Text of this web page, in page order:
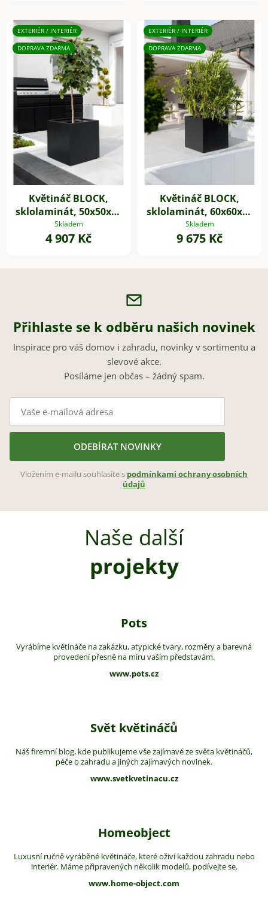
EXTERIÉR / INTERIÉR
DOPRAVA ZDARMA
Květináč BLOCK,
sklolaminát, 50x50x50
cm, antracit
Skladem
4 907 Kč
EXTERIÉR / INTERIÉR
DOPRAVA ZDARMA
Květináč BLOCK,
sklolaminát, 60x60x60
cm, antracit
Skladem
9 675 Kč
Přihlaste se k odběru našich novinek
Inspirace pro váš domov i zahradu, novinky v sortimentu a
slevové akce.
Posíláme jen občas – žádný spam.
ODEBÍRAT NOVINKY
Vložením e-mailu souhlasíte s podmínkami ochrany osobních
údajů
Naše další
projekty
Pots
Vyrábíme květináče na zakázku, atypické tvary, rozměry a barevná
provedení přesně na míru vašim představám.
www.pots.cz
Svět květináčů
Náš firemní blog, kde publikujeme vše zajímavé ze světa květináčů,
péče o zahradu a jiných zajímavých novinek.
www.svetkvetinacu.cz
Homeobject
Luxusní ručně vyráběné květináče, které oživí každou zahradu nebo
interiér. Máme připravených několik modelů, podívejte se.
www.home-object.com